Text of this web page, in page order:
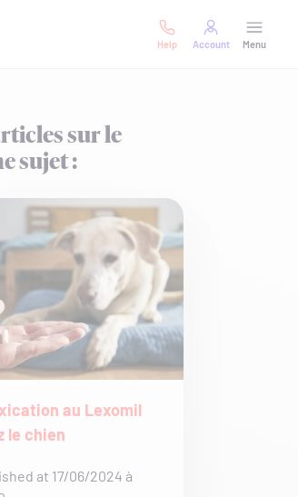
Help Account Menu
sur le
sujet :
au Lexomil
le chien
at 17/06/2024 à